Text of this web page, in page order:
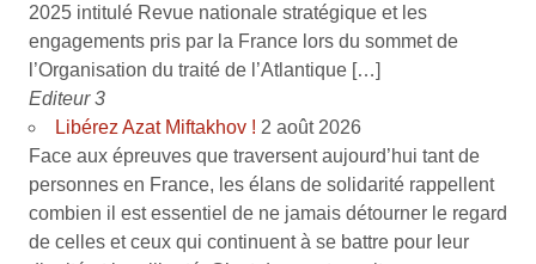
2025 intitulé Revue nationale stratégique et les
engagements pris par la France lors du sommet de
l’Organisation du traité de l’Atlantique […]
Editeur 3
Libérez Azat Miftakhov ! 2 août 2026
Face aux épreuves que traversent aujourd’hui tant de
personnes en France, les élans de solidarité rappellent
combien il est essentiel de ne jamais détourner le regard
de celles et ceux qui continuent à se battre pour leur